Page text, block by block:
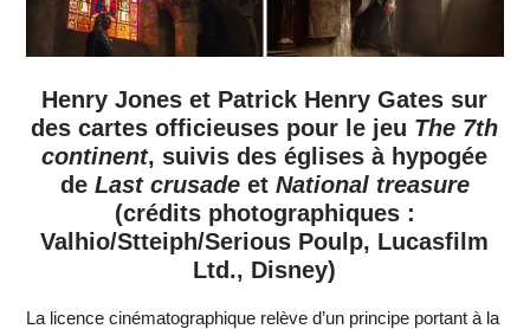
Henry Jones et Patrick Henry Gates sur
des cartes officieuses pour le jeu The 7th
continent, suivis des églises à hypogée
de Last crusadeet National treasure
(crédits photographiques :
Valhio/Stteiph/Serious Poulp, Lucasfilm
Ltd., Disney)
La licence cinématographique relève d’un principe portant à la